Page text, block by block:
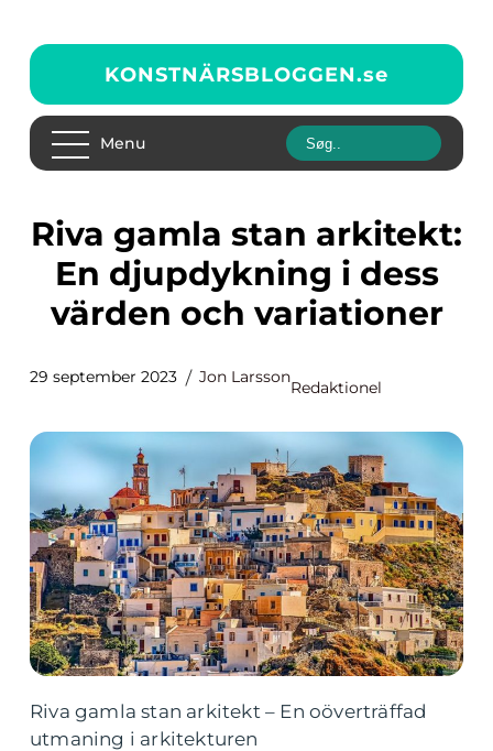
KONSTNÄRSBLOGGEN.se
Menu
Riva gamla stan arkitekt:
En djupdykning i dess
värden och variationer
29 september 2023 Jon Larsson
Redaktionel
Riva gamla stan arkitekt – En oöverträffad
utmaning i arkitekturen